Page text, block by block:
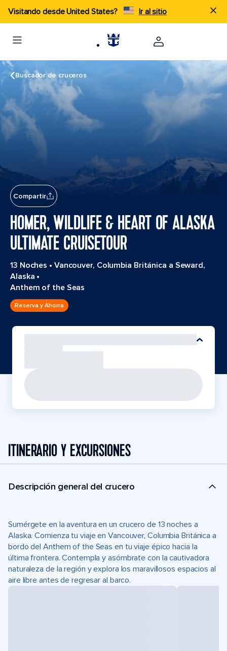
Visitando desde United States? Ir al sitio
Buscador de cruceros
Compartir
HOMER, WILDLIFE & HEART OF ALASKA
ULTIMATE CRUISETOUR
13 Noches • Vancouver, Columbia Británica a Seward,
Alaska •
Anthem of the Seas
Reserva y Ahorra
ITINERARIO Y EXCURSIONES
Descripción general del crucero
Sumérgete en la aventura en un crucero de 13 noches a
Alaska. Comienza tu viaje en Vancouver, Columbia Británica a
bordo del Anthem of the Seas en tu viaje épico hacia la
última frontera. Contempla y asómbrate con la cautivadora
naturaleza de la región y explora los maravillosos espacios al
aire libre antes de regresar al barco.